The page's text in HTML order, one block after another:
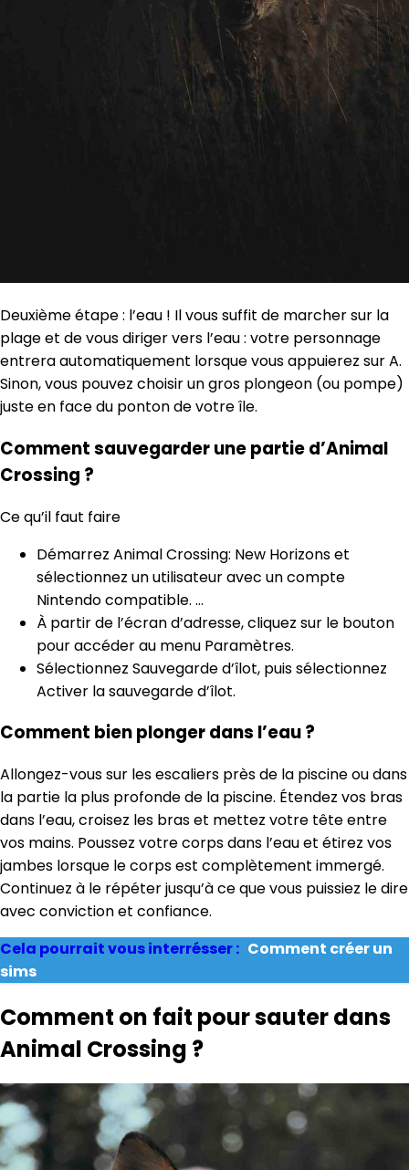
Deuxième étape : l’eau ! Il vous suffit de marcher sur la
plage et de vous diriger vers l’eau : votre personnage
entrera automatiquement lorsque vous appuierez sur A.
Sinon, vous pouvez choisir un gros plongeon (ou pompe)
juste en face du ponton de votre île.
Comment sauvegarder une partie d’Animal
Crossing ?
Ce qu’il faut faire
Démarrez Animal Crossing: New Horizons et
sélectionnez un utilisateur avec un compte
Nintendo compatible. …
À partir de l’écran d’adresse, cliquez sur le bouton
pour accéder au menu Paramètres.
Sélectionnez Sauvegarde d’îlot, puis sélectionnez
Activer la sauvegarde d’îlot.
Comment bien plonger dans l’eau ?
Allongez-vous sur les escaliers près de la piscine ou dans
la partie la plus profonde de la piscine. Étendez vos bras
dans l’eau, croisez les bras et mettez votre tête entre
vos mains. Poussez votre corps dans l’eau et étirez vos
jambes lorsque le corps est complètement immergé.
Continuez à le répéter jusqu’à ce que vous puissiez le dire
avec conviction et confiance.
Cela pourrait vous interrésser : Comment créer un
sims
Comment on fait pour sauter dans
Animal Crossing ?